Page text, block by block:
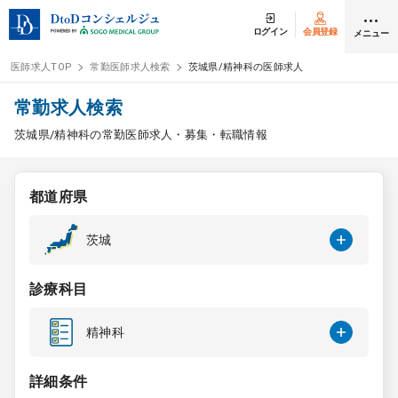
ログイン 会員登録 メニュー
ログイン
医師求人
常勤検索
スポット検索
DtoDの転職・
医師求人TOP 常勤医師求人検索 茨城県/精神科の医師求人
常勤求人検索
茨城県/精神科の常勤医師求人・募集・転職情報
都道府県
茨城
診療科目
精神科
詳細条件